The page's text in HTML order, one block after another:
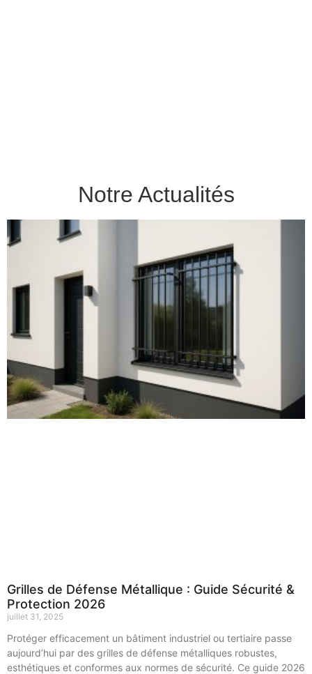
Notre Actualités
Grilles de Défense Métallique : Guide Sécurité &
Protection 2026
juillet 31, 2025
Protéger efficacement un bâtiment industriel ou tertiaire passe
aujourd’hui par des grilles de défense métalliques robustes,
esthétiques et conformes aux normes de sécurité. Ce guide 2026